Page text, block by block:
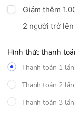
Giảm thêm
2 người trở lên
Hình thức thanh
Thanh toán 1
Thanh toán 2
Thanh toán 3